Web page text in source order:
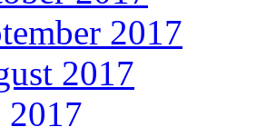
2017
2017